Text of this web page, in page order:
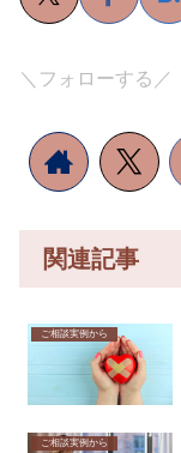
＼フォローする／
関連記事
ご相談実例から
ご相談実例から